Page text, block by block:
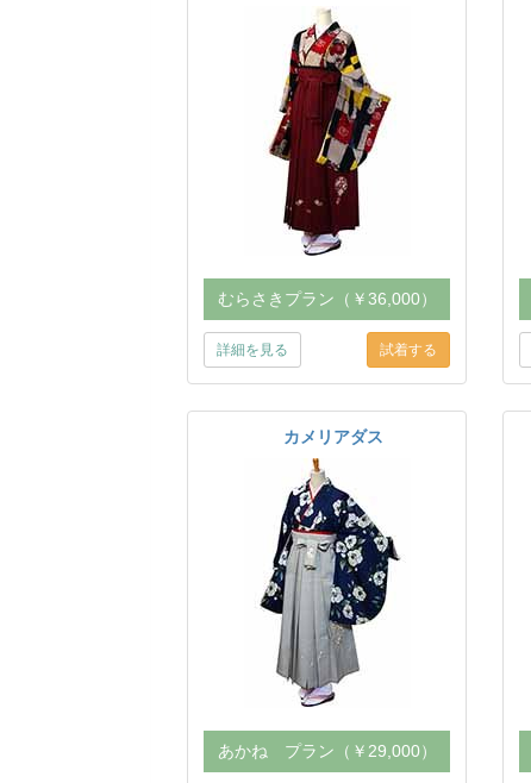
むらさきプラン（￥36,000）
詳細を見る
カメリアダス
あかね プラン（￥29,000）